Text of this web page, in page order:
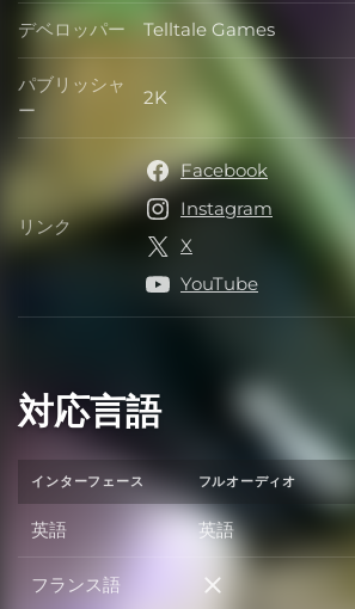
デベロッパー デベロッパー
Telltale Games
パブリッシャ
ー
パブリッシャー
2K
リンク リンク
Facebook
Instagram
X
YouTube
対応言語
インターフェース フルオーディオ
英語 英語
フランス語 フランス語